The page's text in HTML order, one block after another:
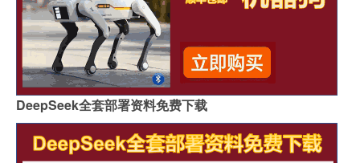
DeepSeek全套部署资料免费下载